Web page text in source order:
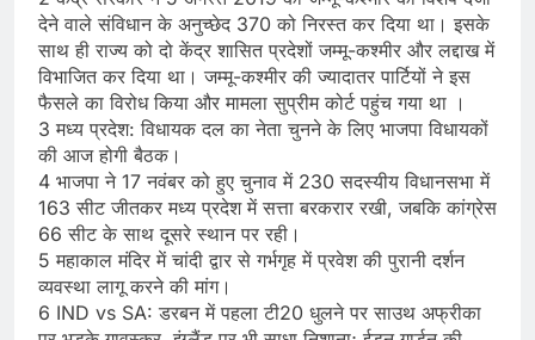
देने वाले संविधान के अनुच्छेद 370 को निरस्त कर दिया था। इसके
साथ ही राज्य को दो केंद्र शासित प्रदेशों जम्मू-कश्मीर और लद्दाख में
विभाजित कर दिया था‌। जम्मू-कश्मीर की ज्यादातर पार्टियों ने इस
फैसले का विरोध किया और मामला सुप्रीम कोर्ट पहुंच गया था ।
3 मध्य प्रदेश: विधायक दल का नेता चुनने के लिए भाजपा विधायकों
की आज होगी बैठक।
4 भाजपा ने 17 नवंबर को हुए चुनाव में 230 सदस्यीय विधानसभा में
163 सीट जीतकर मध्य प्रदेश में सत्ता बरकरार रखी, जबकि कांग्रेस
66 सीट के साथ दूसरे स्थान पर रही।
5 महाकाल मंदिर में चांदी द्वार से गर्भगृह में प्रवेश की पुरानी दर्शन
व्यवस्था लागू करने की मांग।
6 IND vs SA: डरबन में पहला टी20 धुलने पर साउथ अफ्रीका